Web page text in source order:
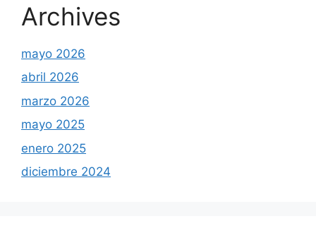
Archives
mayo 2026
abril 2026
marzo 2026
mayo 2025
enero 2025
diciembre 2024